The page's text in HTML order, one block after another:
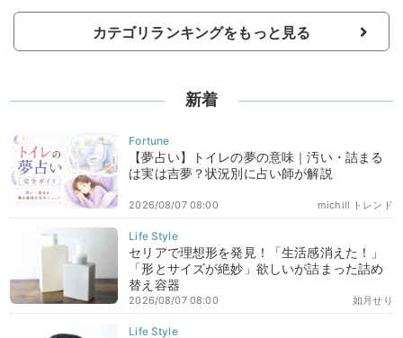
カテゴリランキングをもっと見る
新着
【夢占い】トイレの夢の意味｜汚い・詰まる
は実は吉夢？状況別に占い師が解説
michill トレンド
2026/08/07 08:00
セリアで理想形を発見！「生活感消えた！」
「形とサイズが絶妙」欲しいが詰まった詰め
替え容器
如月せり
2026/08/07 08:00